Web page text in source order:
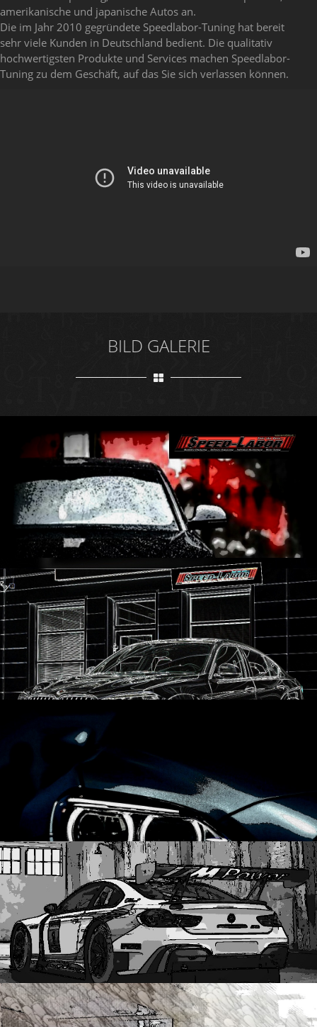
amerikanische und japanische Autos an.
Die im Jahr 2010 gegründete Speedlabor-Tuning hat bereit
sehr viele Kunden in Deutschland bedient. Die qualitativ
hochwertigsten Produkte und Services machen Speedlabor-
Tuning zu dem Geschäft, auf das Sie sich verlassen können.
BILD GALERIE